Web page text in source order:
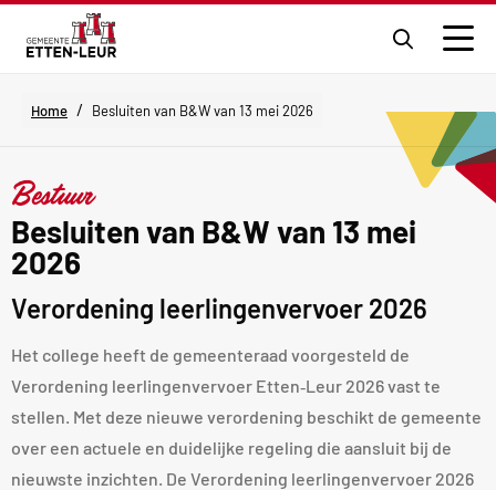
naar
Home / Besluiten van B&W van 13 mei 2026
Bestuur
Besluiten van B&W van 13 mei
2026
Verordening leerlingenvervoer 2026
Het college heeft de gemeenteraad voorgesteld de
Verordening leerlingenvervoer Etten‑Leur 2026 vast te
stellen. Met deze nieuwe verordening beschikt de gemeente
over een actuele en duidelijke regeling die aansluit bij de
nieuwste inzichten. De Verordening leerlingenvervoer 2026